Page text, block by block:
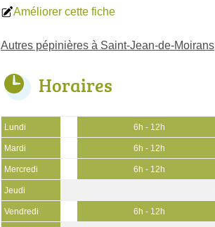
Améliorer cette fiche
Autres pépinières à Saint-Jean-de-Moirans
Horaires
Lundi 6h - 12h
Mardi 6h - 12h
Mercredi 6h - 12h
Jeudi
Vendredi 6h - 12h